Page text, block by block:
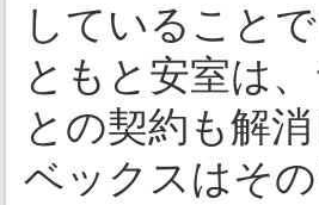
していること
ともと安室は
との契約も解
ベックスはそ